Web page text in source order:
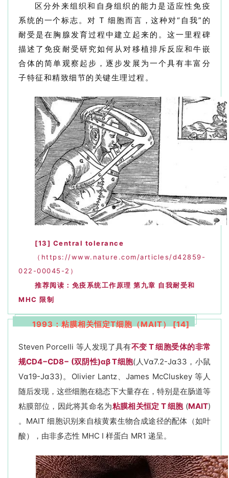
区分外来组织和自身组织的能力是适应性免疫
系统的一个标志。对 T 细胞而言，这种对“自我”的
耐受是在胸腺发育过程中建立起来的。这一里程碑
描述了免疫耐受研究如何从对移植排斥反应和牛嵌
合体的简单观察起步，逐步发展为一个具有丰富分
子特征和精致细节的关键生理过程。
[13] Central tolerance
（https://www.nature.com/articles/d42859-
022-00045-2）
推荐阅读： 免疫系统工作原理 第九章 自我耐受和
MHC 限制
1993：粘膜相关恒定T细胞（MAIT） [14]
Steven Porcelli 等人发现了具有不变 T 细胞受体的非常
规CD4−CD8− (双阴性)αβ T细胞(人Vα7.2-Jα33，小鼠
Vα19-Jα33)。Olivier Lantz、James McCluskey 等人
随后发现，这些细胞在稳态下大量存在，特别是在肠道等
粘膜部位，因此将其命名为粘膜相关恒定 T 细胞 (MAIT)
。MAIT 细胞识别来自核黄素生物合成途径的配体（如叶
酸），由非多态性 MHC I 样蛋白 MR1 递呈。